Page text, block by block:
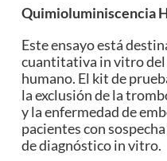
Quimioluminiscencia
Este ensayo está
cuantitativa in vitro del
humano. El kit de
la exclusión de la
y la enfermedad de
pacientes con
de diagnóstico in vitro.